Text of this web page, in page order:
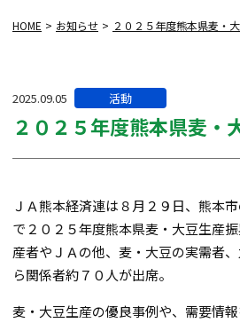
HOME お知らせ ２０２５年度熊本県麦・
2025.09.05 カ
テ
ゴ
活動
２０２５年度熊本県麦・
ＪＡ熊本経済連は８月２９日、熊本
で２０２５年度熊本県麦・大豆生産
産者やＪＡの他、麦・大豆の実需者
ら関係者約７０人が出席。
麦・大豆生産の優良事例や、需要情